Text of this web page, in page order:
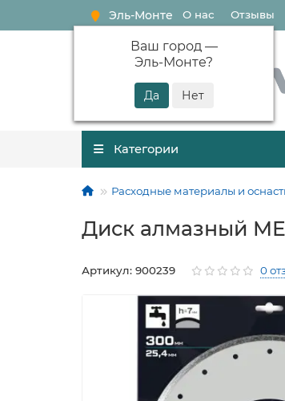
Эль-Монте
Ваш город —
Эль-Монте?
О нас Отзывы
Категории
Расходные материалы и
Диск алмазный
Артикул: 900239 0